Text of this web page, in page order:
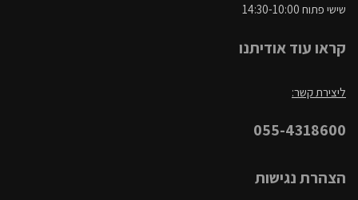
שישי פתוח 14:30-10:00
קראו עוד אודיתנו
ליצירת קשר:
055-4318600
הצהרת נגישות